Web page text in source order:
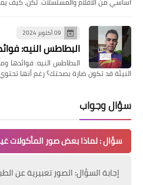
09 أكتوبر 2024
البطاطس النيه:
البطاطس النيه: فوائدها
النيئة قد تكون ضارة بصحتك؟ رغم أنها
سؤال وجواب
سؤال : لماذا بعض صور المأكولات
إجابة السؤال: الصور تعبيرية عن